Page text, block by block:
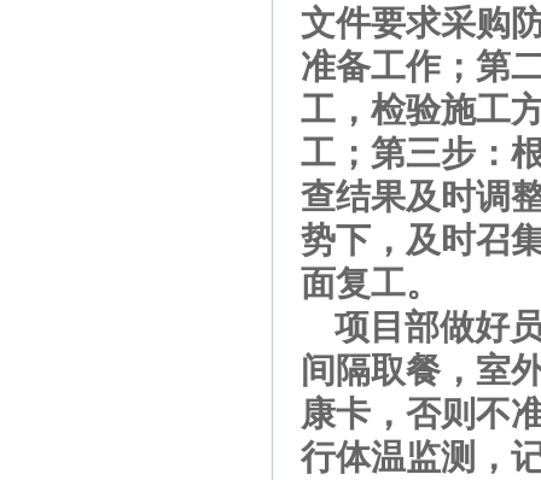
文件要求采购
准备工作；第
工，检验施工
工；第三步：
查结果及时调
势下，及时召
面复工。
项目部做好
间隔取餐，室
康卡，否则不
行体温监测，